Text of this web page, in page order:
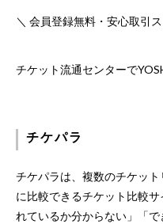
＼ 会員登録無料・安心取引
チケット流通センターで
チケパラ
チケパラは、複数のチケッ
に比較できるチケット比較
れているか分からない」「